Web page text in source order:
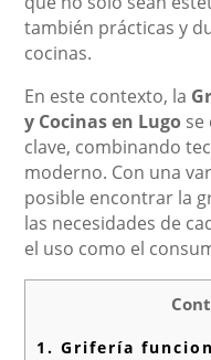
también prácticas y
cocinas.
En este contexto, la
y Cocinas en Lugo se
clave, combinando
moderno. Con una
posible encontrar la
las necesidades de
el uso como el
1. Grifería